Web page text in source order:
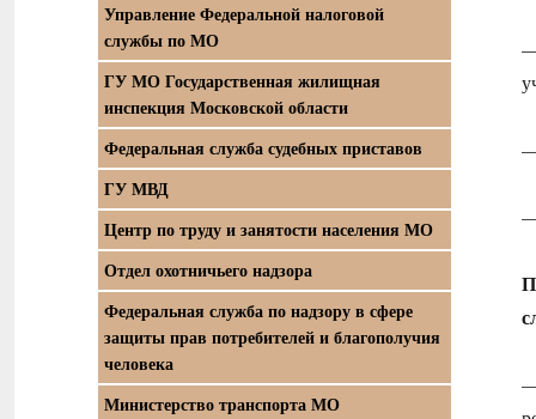
—
—
—
Управление Федеральной налоговой
службы по МО
ГУ МО Государственная жилищная
инспекция Московской области
Федеральная служба судебных приставов
ГУ МВД
Центр по труду и занятости населения МО
Отдел охотничьего надзора
Федеральная служба по надзору в сфере
защиты прав потребителей и благополучия
человека
Министерство транспорта МО